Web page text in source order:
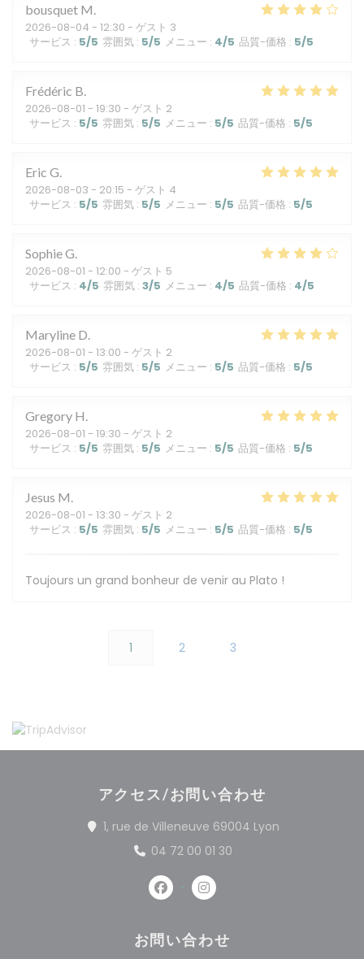
bousquet M
2026-08-04 - 12:30 - ゲスト 3
サービス : 5/5 雰囲気 : 5/5 メニュー : 4/5 品質-価格 : 5/5
Frédéric B
2026-08-01 - 19:30 - ゲスト 2
サービス : 5/5 雰囲気 : 5/5 メニュー : 5/5 品質-価格 : 5/5
Eric G
2026-08-03 - 20:15 - ゲスト 4
サービス : 5/5 雰囲気 : 5/5 メニュー : 5/5 品質-価格 : 5/5
SophieG
2026-08-01 - 12:00 - ゲスト 5
サービス : 4/5 雰囲気 : 3/5 メニュー : 4/5 品質-価格 : 4/5
Maryline D
2026-08-01 - 13:00 - ゲスト 2
サービス : 5/5 雰囲気 : 5/5 メニュー : 5/5 品質-価格 : 5/5
Gregory H
2026-08-01 - 19:30 - ゲスト 2
サービス : 5/5 雰囲気 : 5/5 メニュー : 5/5 品質-価格 : 5/5
Jesus M
2026-08-01 - 13:30 - ゲスト 2
サービス : 5/5 雰囲気 : 5/5 メニュー : 5/5 品質-価格 : 5/5
Toujours un grand bonheur de venir au Plato !
1 2 3
アクセス/お問い合わせ
1, rue de Villeneuve 69004 Lyon
04 72 00 01 30
Facebook ((新しいウィンドウで
Instagram ((新しいウィ
お問い合わせ